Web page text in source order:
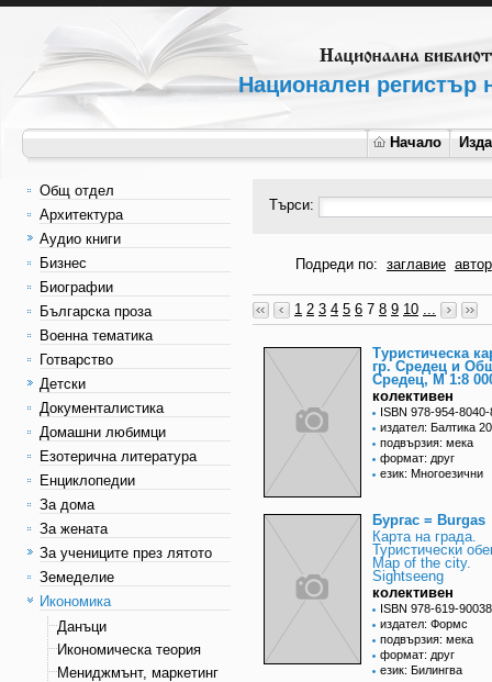
Национален регистър
Начало
Общ отдел
Архитектура
Аудио книги
Бизнес
Биографии
Българска проза
Военна тематика
Готварство
Детски
Документалистика
Домашни любимци
Езотерична литература
Енциклопедии
За дома
За жената
За учениците през лятото
Земеделие
Икономика
Данъци
Икономическа теория
Мениджмънт, маркетинг
Търси:
Подреди по: заглавие автор
1 2 3 4 5 6 7 8 9 10 ...
Туристическа
гр. Средец и
Средец, M 1:8
колективен
ISBN 978-954-
издател: Балтика
подвързия: мека
формат: друг
език: Многоезични
Бургас = Burgas
Карта на града.
Туристически
Map of the city.
Sightseeng
колективен
ISBN 978-619-
издател: Формс
подвързия: мека
формат: друг
език: Билингва